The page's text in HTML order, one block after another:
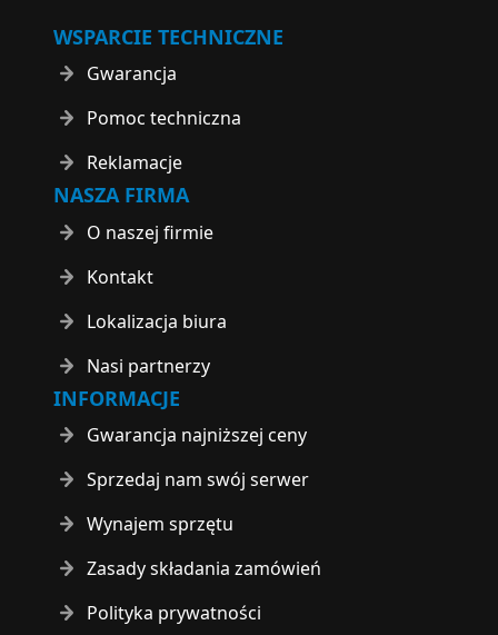
WSPARCIE TECHNICZNE
Gwarancja
Pomoc techniczna
Reklamacje
NASZA FIRMA
O naszej firmie
Kontakt
Lokalizacja biura
Nasi partnerzy
INFORMACJE
Gwarancja najniższej ceny
Sprzedaj nam swój serwer
Wynajem sprzętu
Zasady składania zamówień
Polityka prywatności